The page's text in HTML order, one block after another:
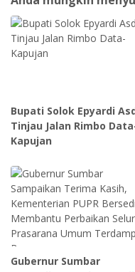
Bupati Solok Epyardi
Tinjau Jalan Rimbo
Kapujan
Gubernur Sumbar